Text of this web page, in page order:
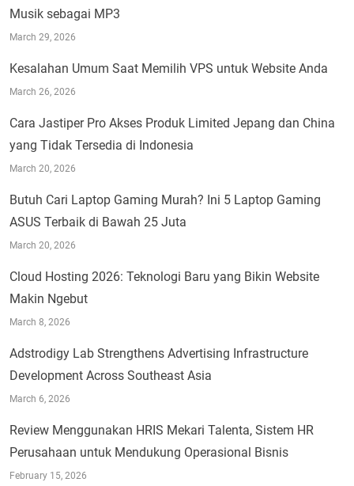
Musik sebagai MP3
March 29, 2026
Kesalahan Umum Saat Memilih VPS untuk Website Anda
March 26, 2026
Cara Jastiper Pro Akses Produk Limited Jepang dan China
yang Tidak Tersedia di Indonesia
March 20, 2026
Butuh Cari Laptop Gaming Murah? Ini 5 Laptop Gaming
ASUS Terbaik di Bawah 25 Juta
March 20, 2026
Cloud Hosting 2026: Teknologi Baru yang Bikin Website
Makin Ngebut
March 8, 2026
Adstrodigy Lab Strengthens Advertising Infrastructure
Development Across Southeast Asia
March 6, 2026
Review Menggunakan HRIS Mekari Talenta, Sistem HR
Perusahaan untuk Mendukung Operasional Bisnis
February 15, 2026